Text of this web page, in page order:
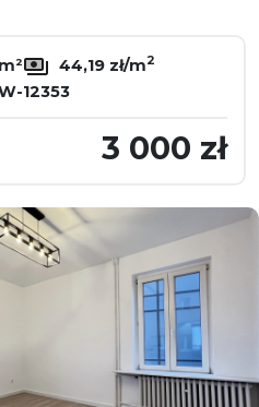
44,19 zł/m2
12353
3 000 zł